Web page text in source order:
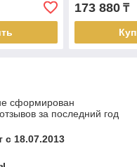
173 880₸
сформирован
за последний год
с 18.07.2013